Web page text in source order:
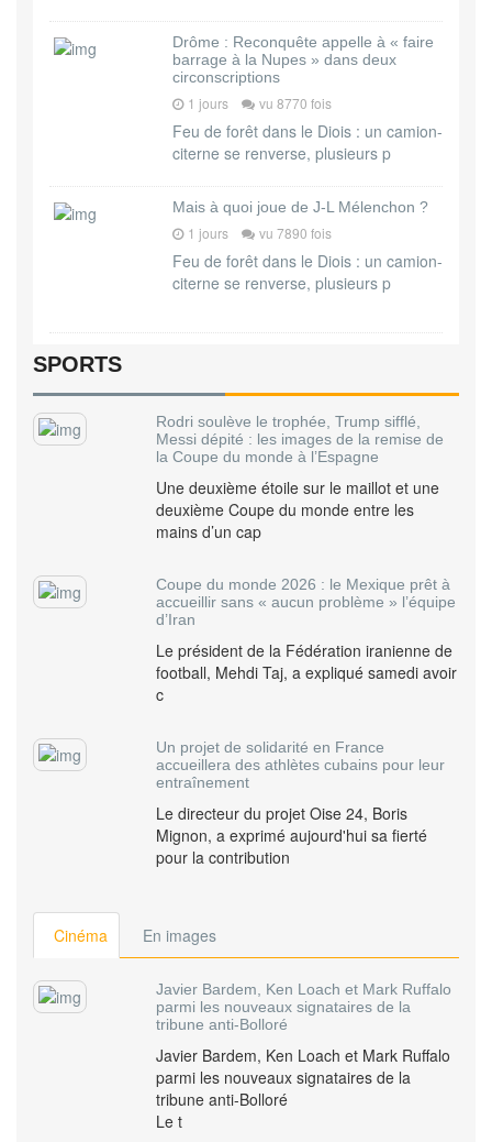
Drôme : Reconquête appelle à « faire
barrage à la Nupes » dans deux
circonscriptions
1 jours vu 8770 fois
Feu de forêt dans le Diois : un camion-
citerne se renverse, plusieurs p
Mais à quoi joue de J-L Mélenchon ?
1 jours vu 7890 fois
Feu de forêt dans le Diois : un camion-
citerne se renverse, plusieurs p
SPORTS
Rodri soulève le trophée, Trump sifflé,
Messi dépité : les images de la remise de
la Coupe du monde à l’Espagne
Une deuxième étoile sur le maillot et une
deuxième Coupe du monde entre les
mains d’un cap
Coupe du monde 2026 : le Mexique prêt à
accueillir sans « aucun problème » l’équipe
d’Iran
Le président de la Fédération iranienne de
football, Mehdi Taj, a expliqué samedi avoir
c
Un projet de solidarité en France
accueillera des athlètes cubains pour leur
entraînement
Le directeur du projet Oise 24, Boris
Mignon, a exprimé aujourd'hui sa fierté
pour la contribution
Cinéma En images
Javier Bardem, Ken Loach et Mark Ruffalo
parmi les nouveaux signataires de la
tribune anti-Bolloré
Javier Bardem, Ken Loach et Mark Ruffalo
parmi les nouveaux signataires de la
tribune anti-Bolloré
Le t